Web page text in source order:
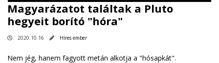
Magyarázatot találtak a Pluto
hegyeit borító "hóra"
2020.10.16 Híres ember
Nem jég, hanem fagyott metán alkotja a "hósapkát".